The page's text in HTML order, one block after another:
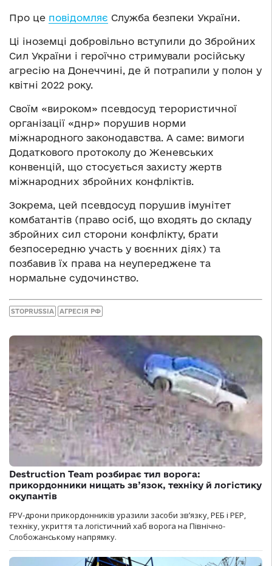
Про це повідомляє Служба безпеки України.
Ці іноземці добровільно вступили до Збройних
Сил України і героїчно стримували російську
агресію на Донеччині, де й потрапили у полон у
квітні 2022 року.
Своїм «вироком» псевдосуд терористичної
організації «днр» порушив норми
міжнародного законодавства. А саме: вимоги
Додаткового протоколу до Женевських
конвенцій, що стосується захисту жертв
міжнародних збройних конфліктів.
Зокрема, цей псевдосуд порушив імунітет
комбатантів (право осіб, що входять до складу
збройних сил сторони конфлікту, брати
безпосередню участь у воєнних діях) та
позбавив їх права на неупереджене та
нормальне судочинство.
STOPRUSSIA АГРЕСІЯ РФ
Destruction Team розбирає тил ворога:
прикордонники нищать зв’язок, техніку й логістику
окупантів
FPV-дрони прикордонників уразили засоби зв’язку, РЕБ і РЕР,
техніку, укриття та логістичний хаб ворога на Північно-
Слобожанському напрямку.